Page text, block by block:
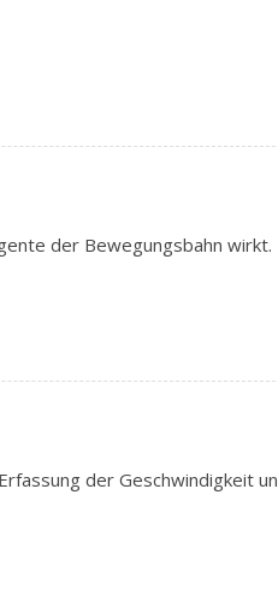
der Bewegungsbahn wirkt.
der Geschwindigkeit